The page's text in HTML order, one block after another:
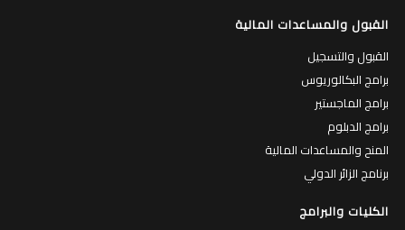
القبول والمساعدات المالية
القبول والتسجيل
برامج البكالوريوس
برامج الماجستير
برامج الدبلوم
المنح والمساعدات المالية
برنامج الزائر الدولي
الكليات والبرامج